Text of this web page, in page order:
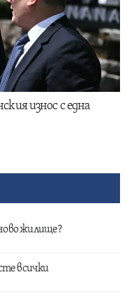
износ с една
жилище?
всички